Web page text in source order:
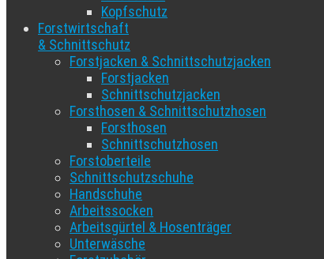
Kopfschutz
Forstwirtschaft
& Schnittschutz
Forstjacken & Schnittschutzjacken
Forstjacken
Schnittschutzjacken
Forsthosen & Schnittschutzhosen
Forsthosen
Schnittschutzhosen
Forstoberteile
Schnittschutzschuhe
Handschuhe
Arbeitssocken
Arbeitsgürtel & Hosenträger
Unterwäsche